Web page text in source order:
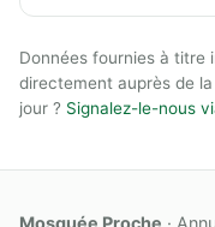
Données fournies à titre
directement auprès de
jour ? Signalez-le-nous
Mosquée Proche ·